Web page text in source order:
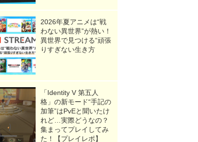
2026年夏アニメは“戦
わない異世界”が熱い！
異世界で見つける“頑張
りすぎない生き方
「Identity V 第五人
格」の新モード“手記の
加筆”はPvEと聞いたけ
れど…実際どうなの？
集まってプレイしてみ
た！【プレイレポ】